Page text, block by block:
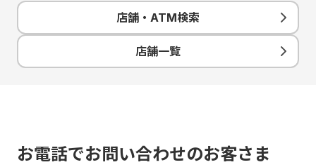
店舗・ATM検索
店舗一覧
お電話でお問い合わせのお客さま